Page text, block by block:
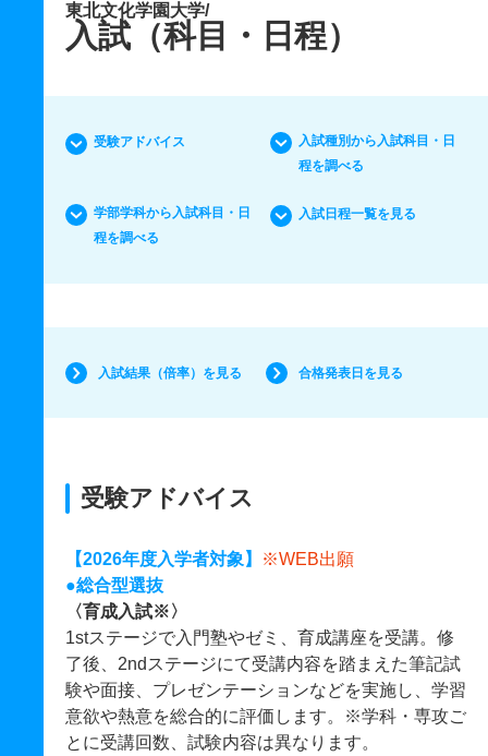
東北文化学園大学/
入試（科目・日程）
受験アドバイス
入試種別から入試科目・日
程を調べる
学部学科から入試科目・日
程を調べる
入試日程一覧を見る
入試結果（倍率）を見る 合格発表日を見る
受験アドバイス
【2026年度入学者対象】
※WEB出願
●総合型選抜
〈育成入試※〉
1stステージで入門塾やゼミ、育成講座を受講。修
了後、2ndステージにて受講内容を踏まえた筆記試
験や面接、プレゼンテーションなどを実施し、学習
意欲や熱意を総合的に評価します。※学科・専攻ご
とに受講回数、試験内容は異なります。